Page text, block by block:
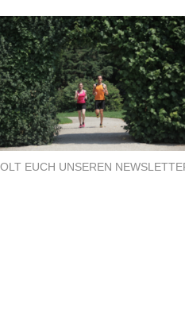
EUCH UNSEREN